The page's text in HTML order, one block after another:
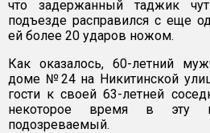
что задержанный таджик
подъезде расправился с еще
ей более 20 ударов ножом.
Как оказалось, 60-летний
доме №24 на Никитинской
гости к своей 63-летней
некоторое время в эту
подозреваемый.